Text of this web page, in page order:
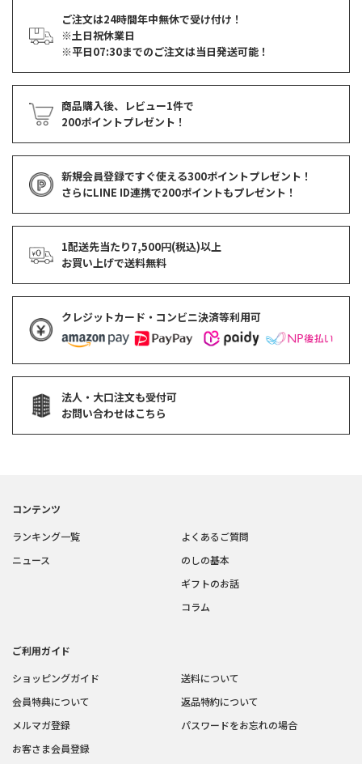
ご注文は24時間年中無休で受け付け！
※土日祝休業日
※平日07:30までのご注文は当日発送可能！
商品購入後、レビュー1件で
200ポイントプレゼント！
新規会員登録ですぐ使える300ポイントプレゼント！
さらにLINE ID連携で200ポイントもプレゼント！
1配送先当たり7,500円(税込)以上
お買い上げで送料無料
クレジットカード・コンビニ決済等利用可
法人・大口注文も受付可
お問い合わせはこちら
コンテンツ
ランキング一覧
ニュース
よくあるご質問
のしの基本
ギフトのお話
コラム
ご利用ガイド
ショッピングガイド
会員特典について
メルマガ登録
お客さま会員登録
送料について
返品特約について
パスワードをお忘れの場合